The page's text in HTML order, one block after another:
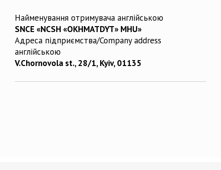
Найменування отримувача англійською
SNCE «NCSH «OKHMATDYT» MHU»
Адреса підприємства/Company address
англійською
V.Chornovola st., 28/1, Kyiv, 01135